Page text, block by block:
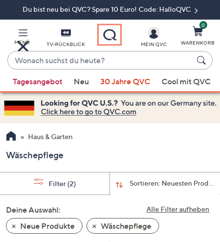
Du bist neu bei QVC? Spare 10 Euro! Code: HalloQVC
MENÜ TV-RÜCKBLICK
Wonach
suchst
du
heute?
Vorschläge
verfügbar
sind,
verwenden
Sie
Pfeiltasten
nach
und
nach
unten
oder
MEIN QVC
0
WARENKORB
Tagesangebot Neu 30 Jahre QVC Cool mit QVC
Haus & Garten
Wäschepflege
Sortieren: Neuesten
Filter (2)
Alle Filter aufheben
Deine Auswahl:
Neue Produkte
Wäschepflege